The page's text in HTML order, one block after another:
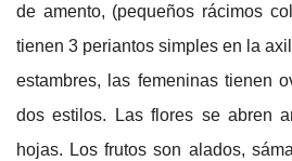
de amento, (pequeños rácimos
tienen 3 periantos simples en la
estambres, las femeninas tienen
dos estilos. Las flores se abren
hojas. Los frutos son alados,